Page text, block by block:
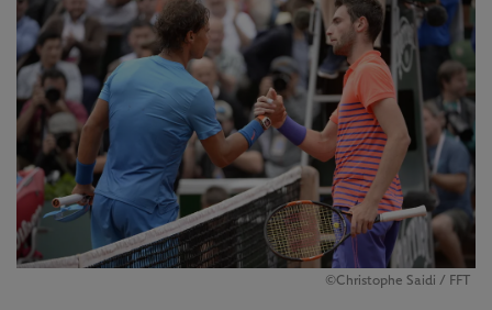
©Christophe Saidi / FFT